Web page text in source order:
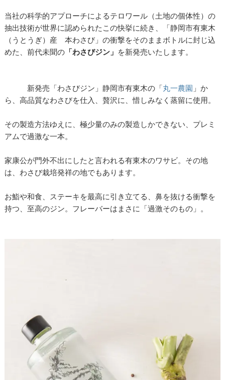
当社の科学的アプローチによるテロワール（土地の個体性）の
抽出技術が世界に認められたこの快挙に続き、「静岡市有東木
（うとうぎ）産 本わさび」の衝撃をそのままボトルに封じ込
めた、前代未聞の 「わさびジン」 を新発売いたします。
新発売「わさびジン」静岡市有東木の「丸一農園 」か
ら、高品質なわさびを仕入、贅沢に、惜しみなく蒸留に使用。
その製造方法ゆえに、極少量のみの製造しかできない、プレミ
アムで過激な一本。
家康公が門外不出にしたと言われる有東木のワサビ。その地
は、わさび栽培発祥の地でもあります。
お鮨や和食、ステーキを最高に引き立てる、鼻を抜ける衝撃を
持つ、至高のジン。フレーバーはまさに「過激そのもの」。